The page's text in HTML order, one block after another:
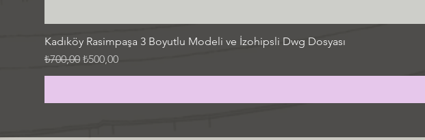
Kadıköy Rasimpaşa 3 Boyutlu Modeli ve İzohipsli Dwg Dosyası
Normal Fiyat
₺700,00 İndirimli Fiyat
₺500,00